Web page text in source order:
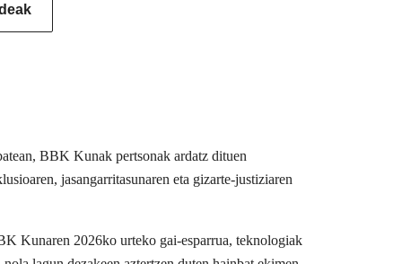
BBK Kunak pertsonak ardatz dituen
jasangarritasunaren eta gizarte-justiziaren
Kunaren 2026ko urteko gai-esparrua, teknologiak